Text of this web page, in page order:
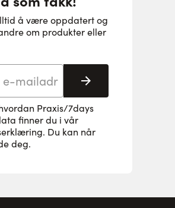
å være oppdatert og
om produkter eller
Abonnere
Praxis/7days
finner du i vår
. Du kan når
deg.